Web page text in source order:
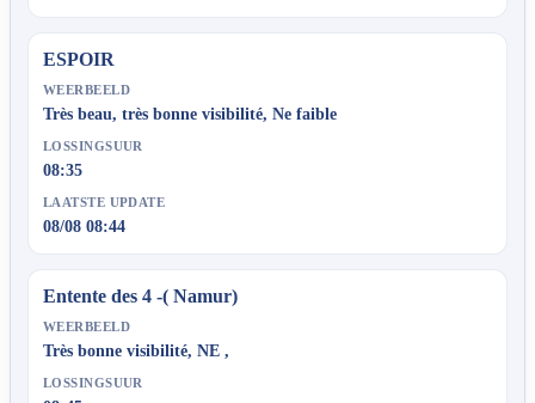
ESPOIR
WEERBEELD
Très beau, très bonne visibilité, Ne faible
LOSSINGSUUR
08:35
LAATSTE UPDATE
08/08 08:44
Entente des 4 -( Namur)
WEERBEELD
Très bonne visibilité, NE ,
LOSSINGSUUR